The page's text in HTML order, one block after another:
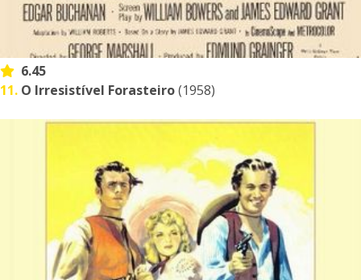
6.45
11. O Irresistível Forasteiro(1958)